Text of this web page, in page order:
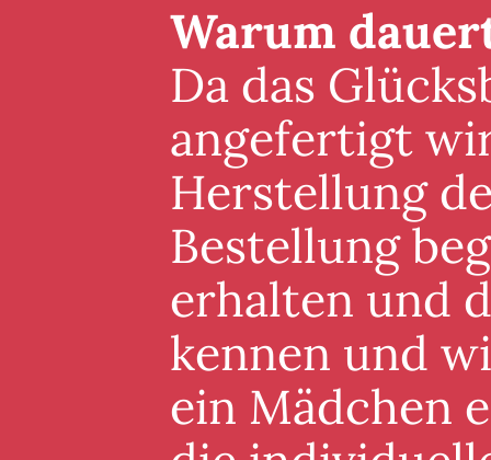
Warum
Da das
angefertigt
Herstellung
Bestellung
erhalten und
kennen und
ein Mädchen